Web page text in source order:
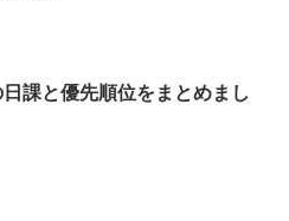
課と優先順位をまとめまし